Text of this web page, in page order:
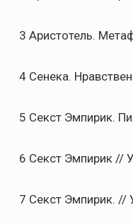
3 Аристотель.
4 Сенека.
5 Секст Эмпирик.
6 Секст Эмпирик //
7 Секст Эмпирик. //